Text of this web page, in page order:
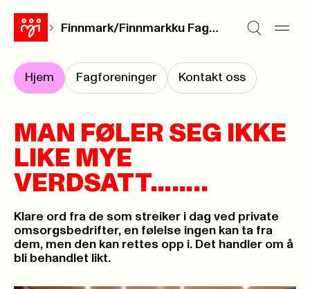
Finnmark/Finnmarkku Fagalihttu
Hjem Fagforeninger Kontakt oss
MAN FØLER SEG IKKE
LIKE MYE
VERDSATT……..
Klare ord fra de som streiker i dag ved private
omsorgsbedrifter, en følelse ingen kan ta fra
dem, men den kan rettes opp i. Det handler om å
bli behandlet likt.